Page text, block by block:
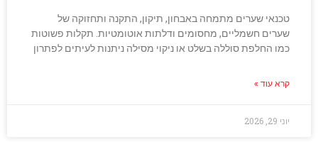
טכנאי שערים מתמחה באבחון, תיקון, התקנה ותחזוקה של
שערים חשמליים, מחסומים ודלתות אוטומטיות. תקלות פשוטות
כמו החלפת סוללה בשלט או ניקוי מסילה ניתנות לעיתים לפתרון
קרא עוד »
יוני 29, 2026